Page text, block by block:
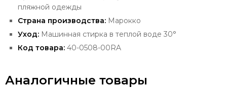
пляжной одежды
Страна производства: Марокко
Уход: Машинная стирка в теплой воде 30°
Код товара: 40-0508-00RA
Аналогичные товары